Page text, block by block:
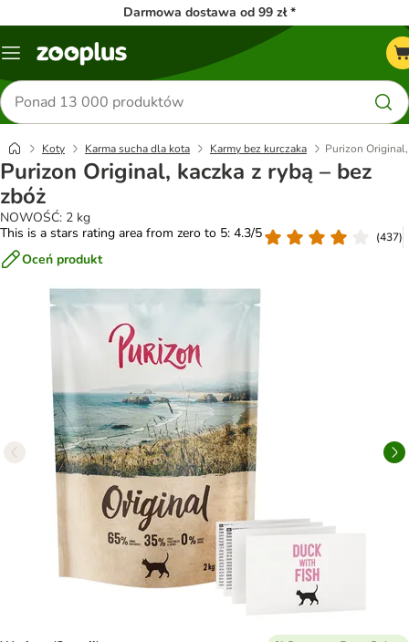
Darmowa dostawa od 99 zł *
Menu
Szukaj
produktów
Koty Karma sucha dla kota Karmy bez kurczaka Purizon
Purizon Original, kaczka z rybą – bez
zbóż
NOWOŚĆ: 2 kg
This is a stars rating area from zero to 5: 4.3/5
(437)
Oceń produkt